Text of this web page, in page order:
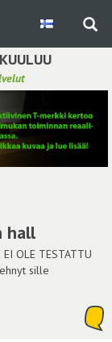
hall
OLE TESTATTU
sille